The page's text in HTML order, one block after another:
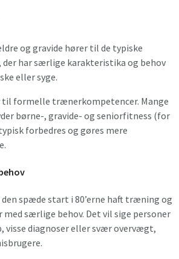
og gravide hører til de typiske
der har særlige karakteristika og behov
eller syge.
til formelle trænerkompetencer. Mange
børne-, gravide- og seniorfitness (for
forbedres og gøres mere
spæde start i 80’erne haft træning og
særlige behov. Det vil sige personer
visse diagnoser eller svær overvægt,